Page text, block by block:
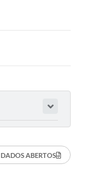
DADOS ABERTOS